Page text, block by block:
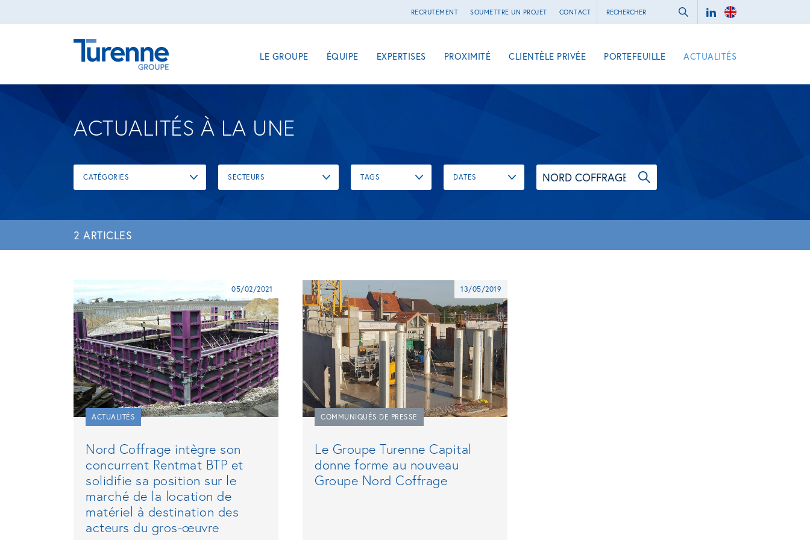
RECRUTEMENT SOUMETTRE UN PROJET CONTACT
LE GROUPE ÉQUIPE EXPERTISES PROXIMITÉ CLIENTÈLE PRIVÉE PORTEFEUILLE ACTUALITÉS
ACTUALITÉS À LA UNE
CATÉGORIES SECTEURS TAGS DATES
2 ARTICLES
05/02/2021
ACTUALITÉS
Nord Coffrage intègre son
concurrent Rentmat BTP et
solidifie sa position sur le
marché de la location de
matériel à destination des
acteurs du gros-œuvre
13/05/2019
COMMUNIQUÉS DE PRESSE
Le Groupe Turenne Capital
donne forme au nouveau
Groupe Nord Coffrage